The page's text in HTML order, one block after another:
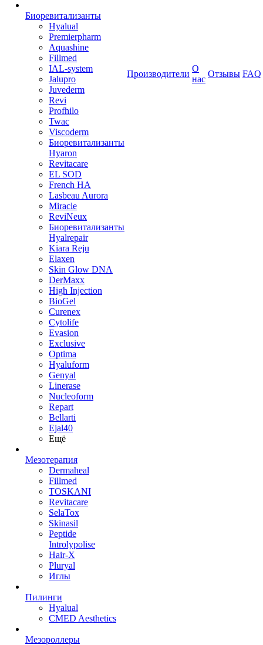
Биоревитализанты
Hyalual
Premierpharm
Aquashine
Fillmed
IAL-system
Jalupro
Juvederm
Revi
Profhilo
Twac
Viscoderm
Биоревитализанты
Hyaron
Revitacare
EL SOD
French HA
Lasbeau Aurora
Miracle
ReviNeux
Биоревитализанты
Hyalrepair
Kiara Reju
Elaxen
Skin Glow DNA
DerMaxx
High Injection
BioGel
Curenex
Cytolife
Evasion
Exclusive
Optima
Hyaluform
Genyal
Linerase
Nucleoform
Repart
Bellarti
Ejal40
Ещё
Мезотерапия
Dermaheal
Fillmed
TOSKANI
Revitacare
SelaTox
Skinasil
Peptide
Introlypolise
Hair-X
Pluryal
Иглы
Пилинги
Hyalual
CMED Aesthetics
Мезороллеры
Производители
О
нас
Отзывы FAQ